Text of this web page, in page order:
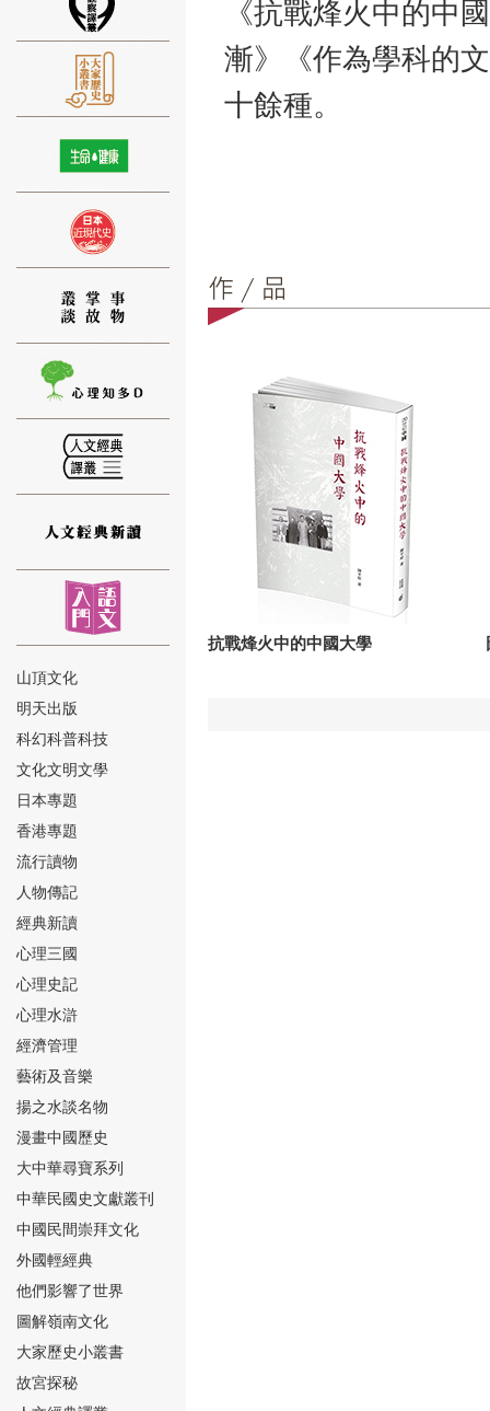
⑫
⑬
⑭
⑮
⑯
⑰
山頂文化
明天出版
科幻科普科技
文化文明文學
日本專題
香港專題
流行讀物
人物傳記
經典新讀
心理三國
心理史記
心理水滸
經濟管理
藝術及音樂
揚之水談名物
漫畫中國歷史
大中華尋寶系列
中華民國史文獻叢刊
中國民間崇拜文化
外國輕經典
他們影響了世界
圖解嶺南文化
大家歷史小叢書
故宮探秘
《抗戰烽火中的中
漸》《作為學科的
十餘種。
抗戰烽火中的中國大學